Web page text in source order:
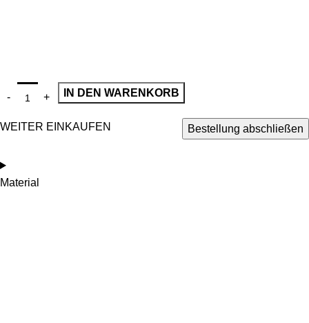
IN DEN WARENKORB
WEITER EINKAUFEN Bestellung abschließen
Material